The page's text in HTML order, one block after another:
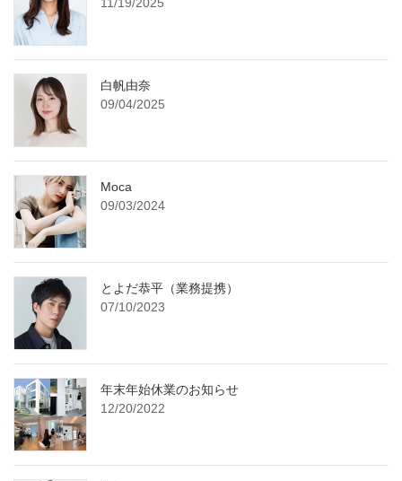
11/19/2025
白帆由奈
09/04/2025
Moca
09/03/2024
とよだ恭平（業務提携）
07/10/2023
年末年始休業のお知らせ
12/20/2022